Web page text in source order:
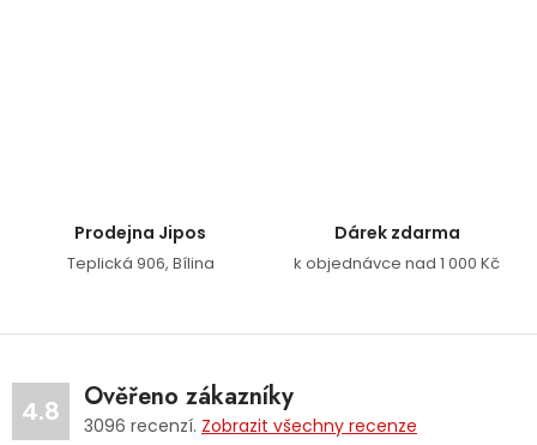
Prodejna Jipos
Teplická 906, Bílina
Dárek zdarma
k objednávce nad 1 000 Kč
4.8 Ověřeno zákazníky
3096 recenzí. Zobrazit všechny recenze